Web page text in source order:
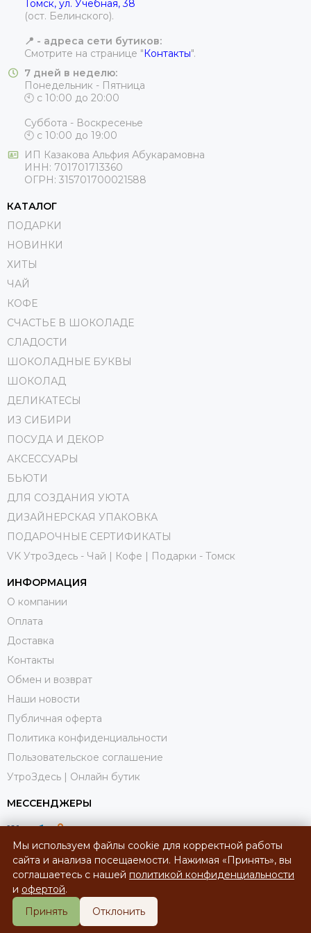
Томск, ул. Учебная, 38
(ост. Белинского).
📍 - адреса сети бутиков:
Смотрите на странице "Контакты".
7 дней в неделю:
Понедельник - Пятница
🕙 с 10:00 до 20:00
Суббота - Воскресенье
🕙 с 10:00 до 19:00
ИП Казакова Альфия Абукарамовна
ИНН: 701701713360
ОГРН: 315701700021588
КАТАЛОГ
ПОДАРКИ
НОВИНКИ
ХИТЫ
ЧАЙ
КОФЕ
СЧАСТЬЕ В ШОКОЛАДЕ
СЛАДОСТИ
ШОКОЛАДНЫЕ БУКВЫ
ШОКОЛАД
ДЕЛИКАТЕСЫ
ИЗ СИБИРИ
ПОСУДА И ДЕКОР
АКСЕССУАРЫ
БЬЮТИ
ДЛЯ СОЗДАНИЯ УЮТА
ДИЗАЙНЕРСКАЯ УПАКОВКА
ПОДАРОЧНЫЕ СЕРТИФИКАТЫ
VK УтроЗдесь - Чай | Кофе | Подарки - Томск
ИНФОРМАЦИЯ
О компании
Оплата
Доставка
Контакты
Обмен и возврат
Наши новости
Публичная оферта
Политика конфиденциальности
Пользовательское соглашение
УтроЗдесь | Онлайн бутик
МЕССЕНДЖЕРЫ
2026 © УтроЗдесь | Онлайн-бутик.
Мы используем файлы cookie для корректной работы
сайта и анализа посещаемости. Нажимая «Принять», вы
соглашаетесь с нашей политикой конфиденциальности
и офертой.
Принять
Отклонить